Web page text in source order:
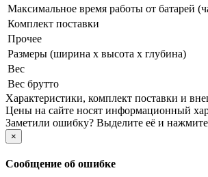
Максимальное время работы от батарей
Комплект поставки
Прочее
Размеры (ширина х высота х глубина)
Вес
Вес брутто
Xарактеристики, комплект поставки и
Цены на сайте носят информационный
Заметили ошибку? Выделите её и
×
Сообщение об ошибке